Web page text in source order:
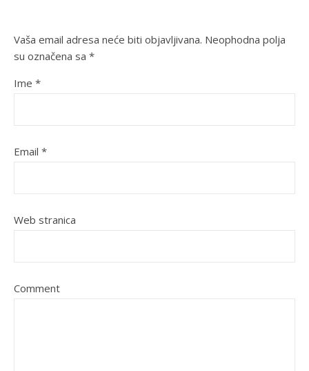
Vaša email adresa neće biti objavljivana. Neophodna polja
su označena sa *
Ime *
Email *
Web stranica
Comment